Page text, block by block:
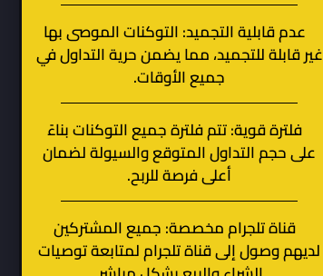
عدم قابلية التجميد: التوكنات الموصى بها
غير قابلة للتجميد، مما يضمن حرية التداول في
جميع الأوقات.
فلترة قوية: تتم فلترة جميع التوكنات بناءً
على حجم التداول المتوقع والسيولة لضمان
أعلى فرصة للربح.
قناة تلجرام مخصصة: جميع المشتركين
لديهم وصول إلى قناة تلجرام لمتابعة توصيات